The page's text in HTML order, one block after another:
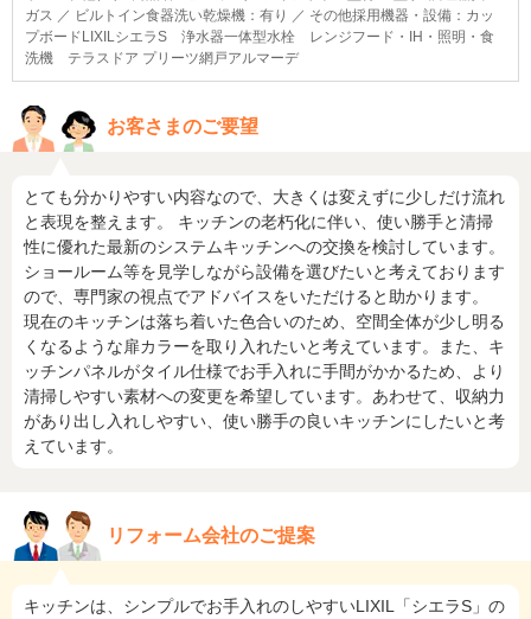
ガス ／ ビルトイン食器洗い乾燥機：有り ／ その他採用機器・設備：カッ
プボードLIXILシエラS 浄水器一体型水栓 レンジフード・IH・照明・食
洗機 テラスドア プリーツ網戸アルマーデ
お客さまのご要望
とても分かりやすい内容なので、大きくは変えずに少しだけ流れ
と表現を整えます。 キッチンの老朽化に伴い、使い勝手と清掃
性に優れた最新のシステムキッチンへの交換を検討しています。
ショールーム等を見学しながら設備を選びたいと考えております
ので、専門家の視点でアドバイスをいただけると助かります。
現在のキッチンは落ち着いた色合いのため、空間全体が少し明る
くなるような扉カラーを取り入れたいと考えています。また、キ
ッチンパネルがタイル仕様でお手入れに手間がかかるため、より
清掃しやすい素材への変更を希望しています。あわせて、収納力
があり出し入れしやすい、使い勝手の良いキッチンにしたいと考
えています。
リフォーム会社のご提案
キッチンは、シンプルでお手入れのしやすいLIXIL「シエラS」の